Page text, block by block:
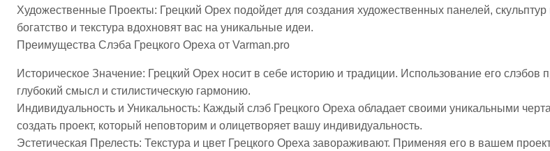
Художественные Проекты: Грецкий Орех подойдет для создания художественных панелей,
богатство и текстура вдохновят вас на уникальные идеи.
Преимущества Слэба Грецкого Ореха от Varman.pro
Историческое Значение: Грецкий Орех носит в себе историю и традиции. Использование его слэбов
глубокий смысл и стилистическую гармонию.
Индивидуальность и Уникальность: Каждый слэб Грецкого Ореха обладает своими уникальными
создать проект, который неповторим и олицетворяет вашу индивидуальность.
Эстетическая Прелесть: Текстура и цвет Грецкого Ореха завораживают. Применяя его в вашем